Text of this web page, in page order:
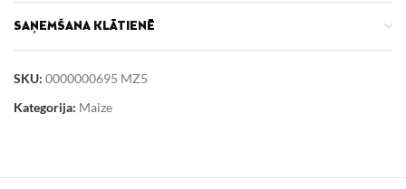
SAŅEMŠANA KLĀTIENĒ
SKU: 0000000695 MZ5
Kategorija: Maize